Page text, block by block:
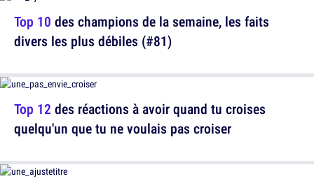
Top 12 des réactions à avoir quand tu croises
quelqu'un que tu ne voulais pas croiser
Top 10 des champions de la semaine, les faits
divers les plus débiles (#81)